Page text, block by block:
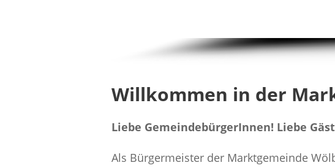
Willkommen in der
Liebe GemeindebürgerInnen! Liebe
Als Bürgermeister der Marktgemeinde